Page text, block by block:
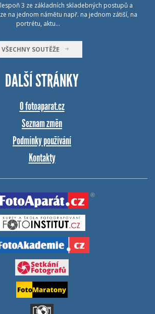
3 ze základních skladebných postupů a
na jednom námětu např. na jednom zátiší, na
portrétu, aktu…
VŠECHNY SOUTĚŽE
DALŠÍ STRÁNKY
O fotoaparat.cz
Seznam změn
Podmínky používání
Kontakty